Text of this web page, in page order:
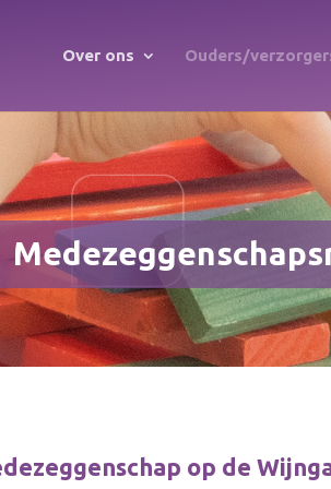
Over ons Ouders/
op de